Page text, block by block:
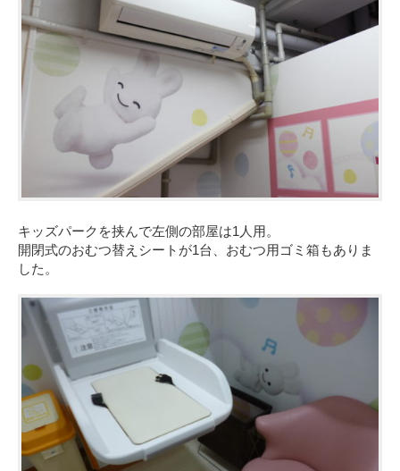
キッズパークを挟んで左側の部屋は1人用。
開閉式のおむつ替えシートが1台、おむつ用ゴミ箱もありま
した。